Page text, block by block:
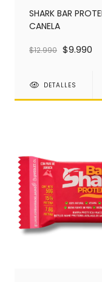
SHARK BAR
CANELA
$12.990 $9.990
DETALLES